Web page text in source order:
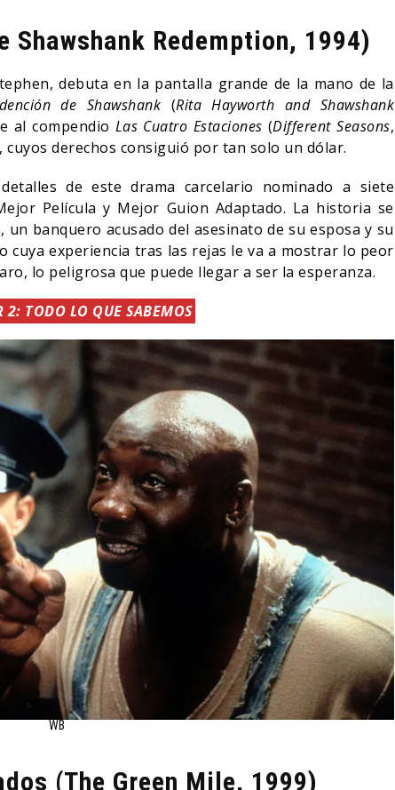
Shawshank Redemption, 1994)
debuta en la pantalla grande de la mano de la
de Shawshank (Rita Hayworth and Shawshank
al compendio Las Cuatro Estaciones (Different Seasons,
cuyos derechos consiguió por tan solo un dólar.
de este drama carcelario nominado a siete
Película y Mejor Guion Adaptado. La historia se
banquero acusado del asesinato de su esposa y su
cuya experiencia tras las rejas le va a mostrar lo peor
lo peligrosa que puede llegar a ser la esperanza.
2: TODO LO QUE SABEMOS
WB
(The Green Mile, 1999)